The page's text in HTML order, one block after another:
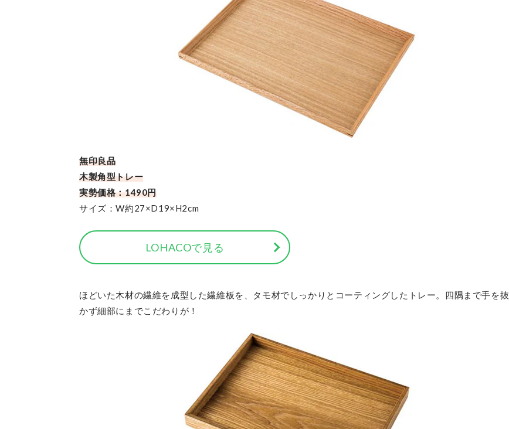
無印良品
木製角型トレー
実勢価格：1490円
サイズ：W約27×D19×H2cm
LOHACOで見る
ほどいた木材の繊維を成型した繊維板を、タモ材でしっかりとコーティングしたトレー。四隅まで手を抜
かず細部にまでこだわりが！